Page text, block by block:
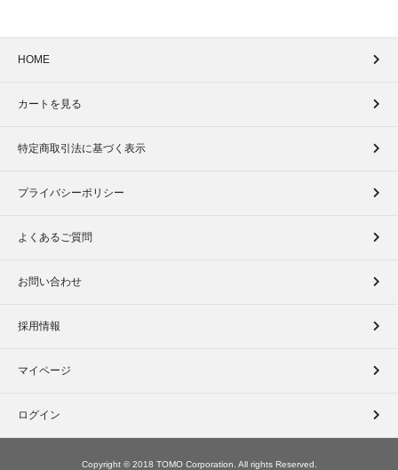
HOME
カートを見る
特定商取引法に基づく表示
プライバシーポリシー
よくあるご質問
お問い合わせ
採用情報
マイページ
ログイン
Copyright © 2018 TOMO Corporation. All rights Reserved.